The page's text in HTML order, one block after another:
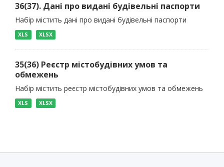
36(37). Дані про видані будівельні паспорти
Набір містить дані про видані будівельні паспорти
XLS XLSX
35(36) Реєстр містобудівних умов та
обмежень
Набір містить реєстр містобудівних умов та обмежень
XLS XLSX